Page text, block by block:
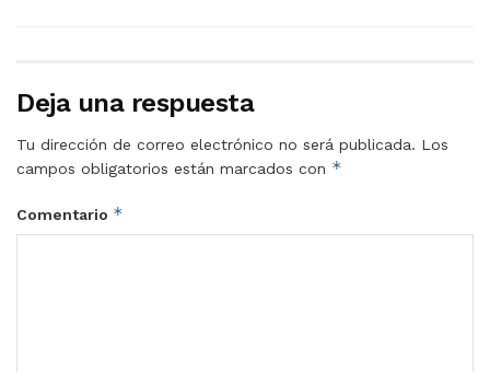
Deja una respuesta
Tu dirección de correo electrónico no será publicada. Los
campos obligatorios están marcados con *
Comentario *